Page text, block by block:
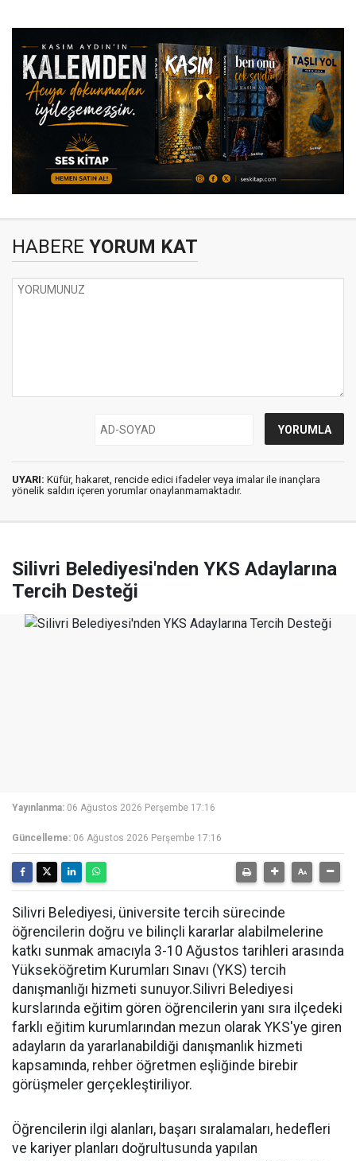
HABERE YORUM KAT
UYARI: Küfür, hakaret, rencide edici ifadeler veya imalar ile inançlara
yönelik saldırı içeren yorumlar onaylanmamaktadır.
Silivri Belediyesi'nden YKS Adaylarına
Tercih Desteği
Yayınlanma: 06 Ağustos 2026 Perşembe 17:16
Güncelleme: 06 Ağustos 2026 Perşembe 17:16
Silivri Belediyesi, üniversite tercih sürecinde
öğrencilerin doğru ve bilinçli kararlar alabilmelerine
katkı sunmak amacıyla 3-10 Ağustos tarihleri arasında
Yükseköğretim Kurumları Sınavı (YKS) tercih
danışmanlığı hizmeti sunuyor.Silivri Belediyesi
kurslarında eğitim gören öğrencilerin yanı sıra ilçedeki
farklı eğitim kurumlarından mezun olarak YKS'ye giren
adayların da yararlanabildiği danışmanlık hizmeti
kapsamında, rehber öğretmen eşliğinde birebir
görüşmeler gerçekleştiriliyor.
Öğrencilerin ilgi alanları, başarı sıralamaları, hedefleri
ve kariyer planları doğrultusunda yapılan